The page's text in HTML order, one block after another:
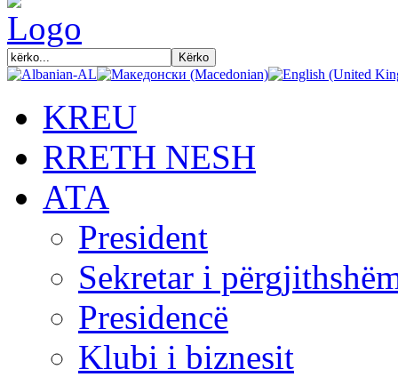
KREU
RRETH NESH
АТА
President
Sekretar i
Presidencë
Klubi i biznesit